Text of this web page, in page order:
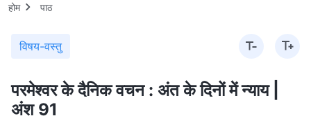
होम पाठ
विषय-वस्तु
परमेश्वर के दैनिक वचन : अंत के दिनों में न्याय |
अंश 91